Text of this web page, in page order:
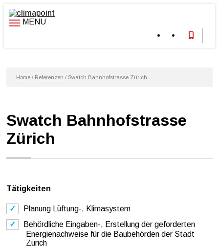
Zum
Inhalt
wechselnMENU
Home / Referenzen / Swatch Bahnhofstrasse Zürich
Swatch Bahnhofstrasse
Zürich
Tätigkeiten
Planung Lüftung-, Klimasystem
Behördliche Eingaben-, Erstellung der geforderten
Energienachweise für die Baubehörden der Stadt
Zürich